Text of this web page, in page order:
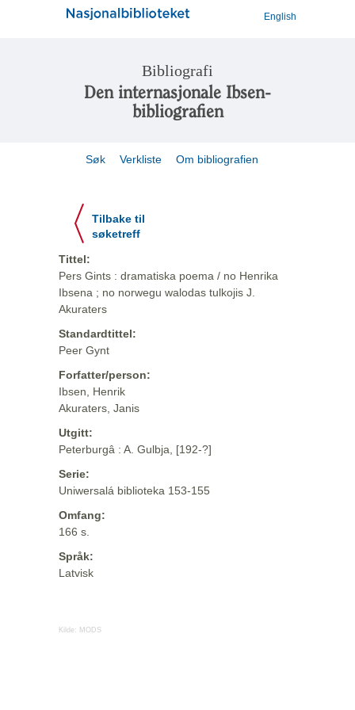
English
Bibliografi
Den internasjonale Ibsen-
bibliografien
Søk Verkliste Om bibliografien
Tilbake til
søketreff
Tittel:
Pers Gints : dramatiska poema / no Henrika
Ibsena ; no norwegu walodas tulkojis J.
Akuraters
Standardtittel:
Peer Gynt
Forfatter/person:
Ibsen, Henrik
Akuraters, Janis
Utgitt:
Peterburgâ : A. Gulbja, [192-?]
Serie:
Uniwersalá biblioteka 153-155
Omfang:
166 s.
Språk:
Latvisk
Kilde: MODS